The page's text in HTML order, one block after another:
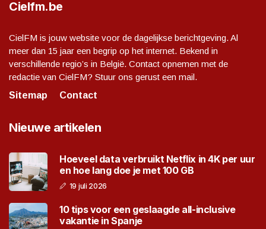
Cielfm.be
CielFM is jouw website voor de dagelijkse berichtgeving. Al
meer dan 15 jaar een begrip op het internet. Bekend in
verschillende regio’s in België. Contact opnemen met de
redactie van CielFM? Stuur ons gerust een mail.
Sitemap
Contact
Nieuwe artikelen
Hoeveel data verbruikt Netflix in 4K per uur
en hoe lang doe je met 100 GB
19 juli 2026
10 tips voor een geslaagde all-inclusive
vakantie in Spanje